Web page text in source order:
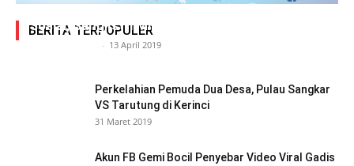
BERITA TERPOPULER
Adegan Ranjang Dua Kadis, Perhubungan Vs
Sosial, Sang Istri Miliki Bukti Video Mesum Hot
- 13 April 2019
Perkelahian Pemuda Dua Desa, Pulau Sangkar
VS Tarutung di Kerinci
31 Maret 2019
Akun FB Gemi Bocil Penyebar Video Viral Gadis